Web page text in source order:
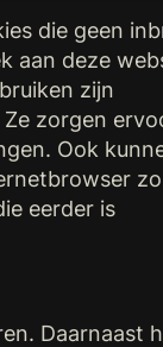
die geen
aan deze
zijn
zorgen
Ook
eerder is
Daarnaast